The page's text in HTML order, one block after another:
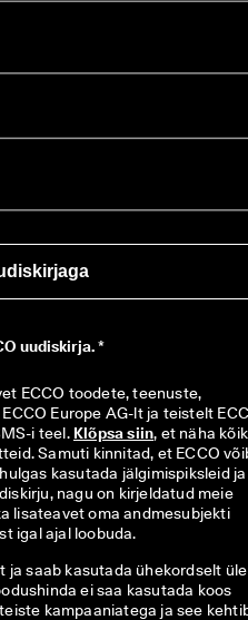
uudiskirja. *
ECCO toodete, teenuste,
Europe AG-lt ja teistelt
i teel. Klõpsa siin, et näha
Samuti kinnitad, et ECCO
kasutada jälgimispiksleid ja
kohandada sulle saadetavaid uudiskirju, nagu on kirjeldatud meie
lisateavet oma andmesubjekti
igal ajal loobuda.
ja saab kasutada ühekordselt üle
ei saa kasutada koos
kampaaniatega ja see